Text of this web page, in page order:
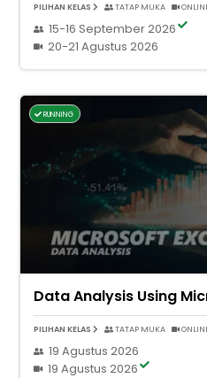
PILIHAN KELAS TATAP MUKA
15-16 September 2026
20-21 Agustus 2026
RUNNING
Data Analysis Using
PILIHAN KELAS TATAP MUKA
19 Agustus 2026
19 Agustus 2026